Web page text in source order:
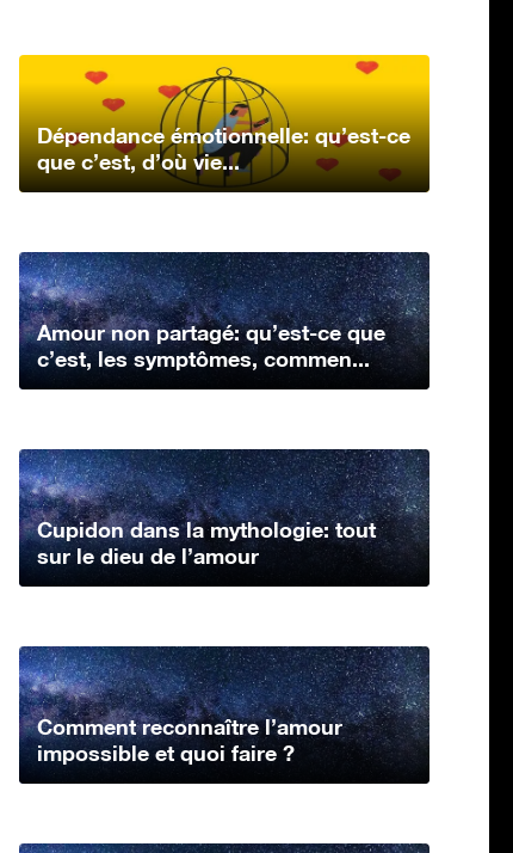
Dépendance émotionnelle: qu’est-ce
que c’est, d’où vie...
Amour non partagé: qu’est-ce que
c’est, les symptômes, commen...
Cupidon dans la mythologie: tout
sur le dieu de l’amour
Comment reconnaître l’amour
impossible et quoi faire ?